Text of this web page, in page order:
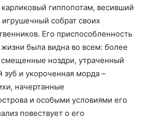
карликовый гиппопотам, весивший
игрушечный собрат своих
Его приспособленность
была видна во всем: более
смещенные ноздри, утраченный
зуб и укороченная морда –
начертанные
и особыми условиями его
повествует о его